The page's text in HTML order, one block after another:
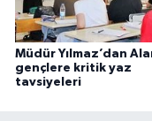
Müdür Yılmaz’dan
gençlere kritik yaz
tavsiyeleri